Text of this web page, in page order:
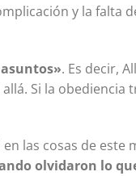
y la falta
. Es decir,
Si la obediencia
las cosas de este
olvidaron lo